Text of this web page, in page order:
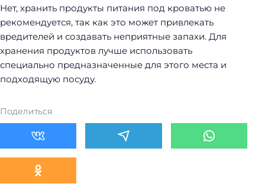
Нет, хранить продукты питания под кроватью не
рекомендуется, так как это может привлекать
вредителей и создавать неприятные запахи. Для
хранения продуктов лучше использовать
специально предназначенные для этого места и
подходящую посуду.
Поделиться